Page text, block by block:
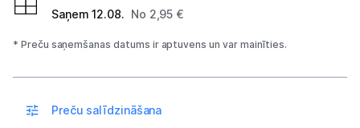
Sadzīves tehnika
Skaistumkopšana
Saņem 12.08. No 2,95 €
* Preču saņemšanas datums ir aptuvens un var mainīties.
Preču salīdzināšana